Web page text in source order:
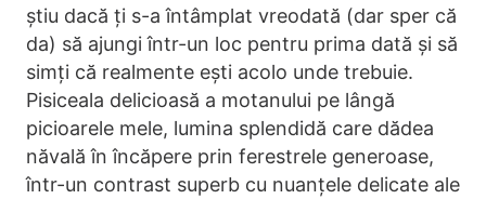
știu dacă ți s-a întâmplat vreodată (dar sper că
da) să ajungi într-un loc pentru prima dată și să
simți că realmente ești acolo unde trebuie.
Pisiceala delicioasă a motanului pe lângă
picioarele mele, lumina splendidă care dădea
năvală în încăpere prin ferestrele generoase,
într-un contrast superb cu nuanțele delicate ale